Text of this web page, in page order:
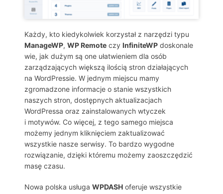
Każdy, kto kiedykolwiek korzystał z narzędzi typu
ManageWP, WP Remote czy InfiniteWP doskonale
wie, jak dużym są one ułatwieniem dla osób
zarządzających większą ilością stron działających
na WordPressie. W jednym miejscu mamy
zgromadzone informacje o stanie wszystkich
naszych stron, dostępnych aktualizacjach
WordPressa oraz zainstalowanych wtyczek
i motywów. Co więcej, z tego samego miejsca
możemy jednym kliknięciem zaktualizować
wszystkie nasze serwisy. To bardzo wygodne
rozwiązanie, dzięki któremu możemy zaoszczędzić
masę czasu.
Nowa polska usługa WPDASH oferuje wszystkie